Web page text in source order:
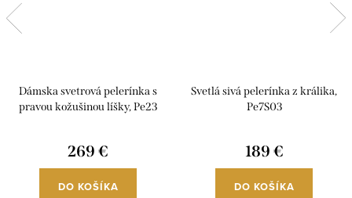
Dámska svetrová pelerínka s
pravou kožušinou líšky, Pe23
269 €
DO KOŠÍKA
Svetlá sivá pelerínka z králika,
Pe7S03
189 €
DO KOŠÍKA